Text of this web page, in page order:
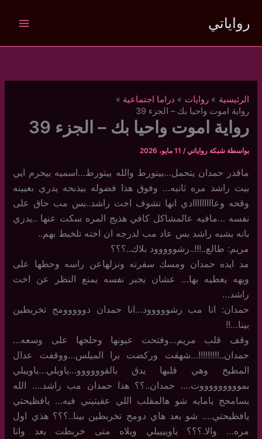
المحتوى
رواياتي
الرئيسية روايات
دراما اجتماعية
رواية اموت واحيا بك – الجزء 39
رواية اموت واحيا بك – الجزء 39
بواسطة شبكة رواياتي/ 11 مايو، 2026
ماقدر حمدان يتحمل…بيتورط والله بيتورط…اسميه بيحرم ايي
بيت راشد مره ثانيه… وفوق هذا فضوله بيذبحه يدري بعيينه
وقحه وعااااااااادي انها تشوف اخت راشد..بس مب حاق على
نفسه …مافيه عالمشاكل كافي هذيج المره سكت عنها ..يدري
بانه يشبه راشد بس عاد مب لدرجه ان اخته تلخبط بهم..
مريم: طالع..!!!..رشووووود بلاك..؟؟؟
مد ايده حمدان ومسك سفرته ونزلهاعن راسه وحطها على
ويهه يغطيه بها… عشان يجبر نفسه يمنع النظر عن اخت
راشد…
حمدان: انا مب رشووووود…انا حمدان دووووومج تخربطين
بينا…!!
وقف قلب مريم…وفتحت عيونها وحلجها على وسعه…
حمدان..!!!!!!!!!…شهقت وركضت برا الميلس…ووقفت عدال
المطبخ وهي قلبها يدق بالقوووووو…ياويلي…ياوييلي
بموووووووووت…. حمدان..؟؟ هذا حمدان مب راشد…. الله
يسامحج يامايه شو هالمقلب اللي عقيتيني فيه… يافظيحتي
يافظيحتي…. شو بعد هاي دومج تخربطين بينا..؟؟؟ هذي اول
مره… والا.؟؟؟ ياوييييلي ويلاه متى خربطت بعد وانا